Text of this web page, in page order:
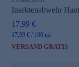
Insektenabwehr
17,99 €
17,99 € / 100 ml
VERSAND GRATIS